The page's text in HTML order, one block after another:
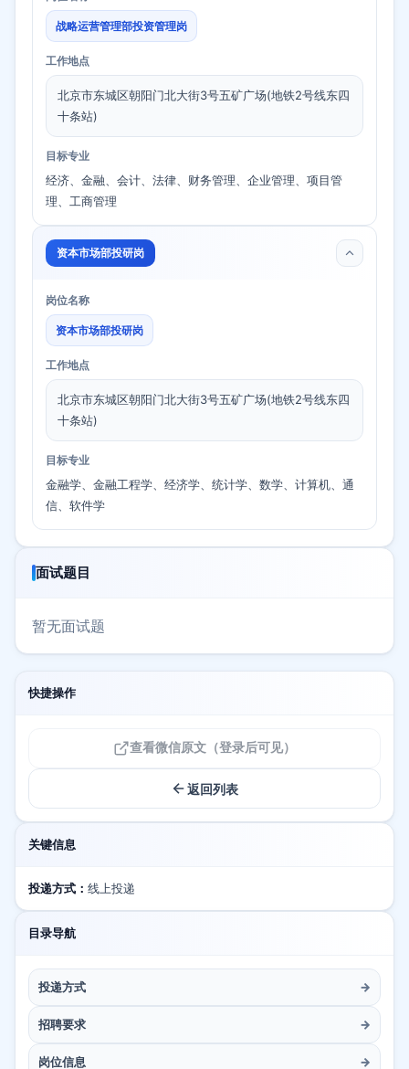
战略运营管理部投资管理岗
工作地点
北京市东城区朝阳门北大街3号五矿广场(地铁2号线东四
十条站)
目标专业
经济、金融、会计、法律、财务管理、企业管理、项目管
理、工商管理
资本市场部投研岗
岗位名称
资本市场部投研岗
工作地点
北京市东城区朝阳门北大街3号五矿广场(地铁2号线东四
十条站)
目标专业
金融学、金融工程学、经济学、统计学、数学、计算机、通
信、软件学
面试题目
暂无面试题
快捷操作
查看微信原文（登录后可见）
返回列表
关键信息
投递方式： 线上投递
目录导航
投递方式 →
招聘要求 →
岗位信息 →